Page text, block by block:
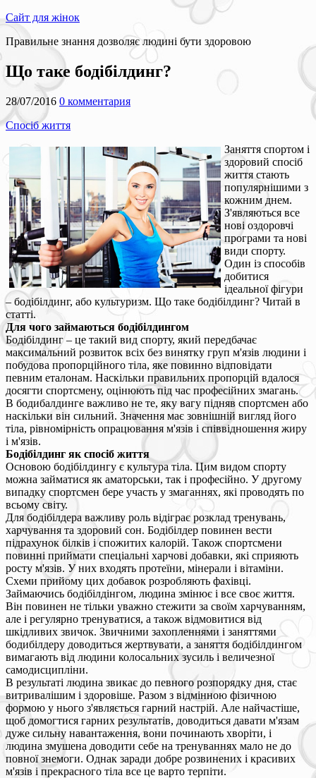
Сайт для жінок
Правильне знання дозволяє людині бути здоровою
Що таке бодібілдинг?
28/07/2016 0 комментария
Спосіб життя
Заняття спортом і
здоровий спосіб
життя стають
популярнішими з
кожним днем.
З'являються все
нові оздоровчі
програми та нові
види спорту.
Один із способів
добитися
ідеальної фігури
– бодібілдинг, або культуризм. Що таке бодібілдинг? Читай в
статті.
Для чого займаються бодібілдингом
Бодібілдинг – це такий вид спорту, який передбачає
максимальний розвиток всіх без винятку груп м'язів людини і
побудова пропорційного тіла, яке повинно відповідати
певним еталонам. Наскільки правильних пропорцій вдалося
досягти спортсмену, оцінюють під час професійних змагань.
В бодибалдинге важливо не те, яку вагу підняв спортсмен або
наскільки він сильний. Значення має зовнішній вигляд його
тіла, рівномірність опрацювання м'язів і співвідношення жиру
і м'язів.
Бодібілдинг як спосіб життя
Основою бодібілдингу є культура тіла. Цим видом спорту
можна займатися як аматорськи, так і професійно. У другому
випадку спортсмен бере участь у змаганнях, які проводять по
всьому світу.
Для бодібілдера важливу роль відіграє розклад тренувань,
харчування та здоровий сон. Бодібілдер повинен вести
підрахунок білків і спожитих калорій. Також спортсмени
повинні приймати спеціальні харчові добавки, які сприяють
росту м'язів. У них входять протеїни, мінерали і вітаміни.
Схеми прийому цих добавок розробляють фахівці.
Займаючись бодібілдінгом, людина змінює і все своє життя.
Він повинен не тільки уважно стежити за своїм харчуванням,
але і регулярно тренуватися, а також відмовитися від
шкідливих звичок. Звичними захопленнями і заняттями
бодибілдеру доводиться жертвувати, а заняття бодібілдингом
вимагають від людини колосальних зусиль і величезної
самодисципліни.
В результаті людина звикає до певного розпорядку дня, стає
витривалішим і здоровіше. Разом з відмінною фізичною
формою у нього з'являється гарний настрій. Але найчастіше,
щоб домогтися гарних результатів, доводиться давати м'язам
дуже сильну навантаження, вони починають хворіти, і
людина змушена доводити себе на тренуваннях мало не до
повної знемоги. Однак заради добре розвинених і красивих
м'язів і прекрасного тіла все це варто терпіти.